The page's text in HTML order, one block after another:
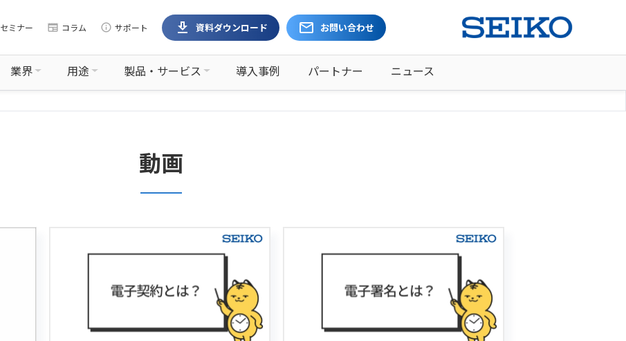
セミナー newspaper コラム info サポート download 資料ダウンロード mail お問い合わせ
業界 用途 製品・サービス 導入事例 パートナー ニュース
動画